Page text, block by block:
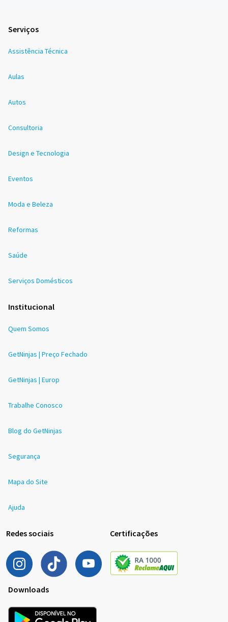
Serviços
Assistência Técnica
Aulas
Autos
Consultoria
Design e Tecnologia
Eventos
Moda e Beleza
Reformas
Saúde
Serviços Domésticos
Institucional
Quem Somos
GetNinjas | Preço Fechado
GetNinjas | Europ
Trabalhe Conosco
Blog do GetNinjas
Segurança
Mapa do Site
Ajuda
Redes sociais Certificações
Downloads